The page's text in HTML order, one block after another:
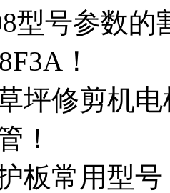
型号参数
！
坪修剪机电
！
板常用型号